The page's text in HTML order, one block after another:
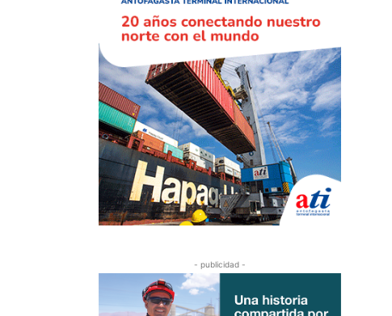
- publicidad -